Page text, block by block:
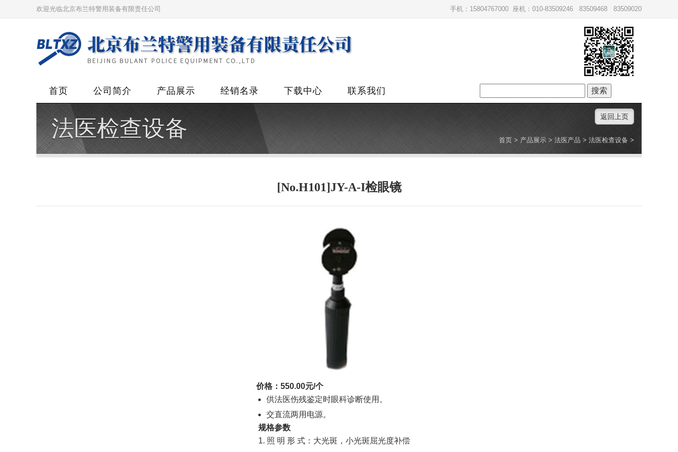
欢迎光临北京布兰特警用装备有限责任公司 手机：15804767000 座机：010-83509246 83509468 83509020
首页 公司简介 产品展示 经销名录 下载中心 联系我们
索：
法医检查设备 返回上页
首页 > 产品展示 > 法医产品 > 法医检查设备 >
[No.H101]JY-A-I检眼镜
价格：550.00元/个
供法医伤残鉴定时眼科诊断使用。
交直流两用电源。
规格参数
1. 照 明 形 式：大光斑，小光斑屈光度补偿